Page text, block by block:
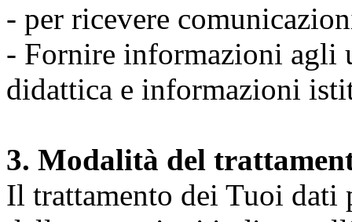
- per ricevere
- Fornire informazioni agli
didattica e informazioni
3. Modalità del
Il trattamento dei Tuoi dati